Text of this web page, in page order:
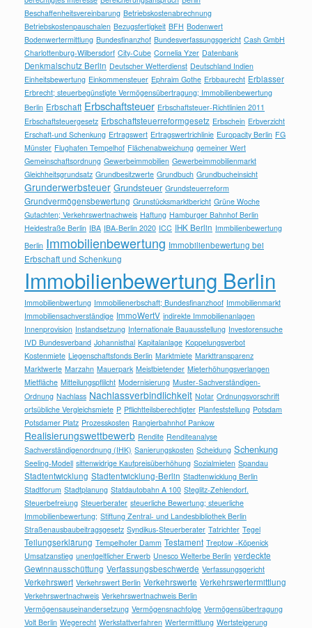
Beschaffenheitsvereinbarung Betriebskostenabrechnung
Betriebskostenpauschalen Bezugsfertigkeit BFH Bodenwert
Bodenwertermittlung Bundesfinanzhof Bundesverfassungsgericht Cash GmbH
Charlottenburg-Wilbersdorf City-Cube Cornelia Yzer Datenbank
Denkmalschutz Berlin Deutscher Wetterdienst Deutschland Indien
Einheitsbewertung Einkommensteuer Ephraim Gothe Erbbaurecht Erblasser
Erbrecht; steuerbegünstigte Vermögensübertragung; Immobilienbewertung
Berlin Erbschaft Erbschaftsteuer Erbschaftsteuer-Richtlinien 2011
Erbschaftsteuergesetz Erbschaftsteuerreformgesetz Erbschein Erbverzicht
Erschaft-und Schenkung Ertragswert Ertragswertrichlinie Europacity Berlin FG
Münster Flughafen Tempelhof Flächenabweichung gemeiner Wert
Gemeinschaftsordnung Gewerbeimmobilien Gewerbeimmobilienmarkt
Gleichheitsgrundsatz Grundbesitzwerte Grundbuch Grundbucheinsicht
Grunderwerbsteuer Grundsteuer Grundsteuerreform
Grundvermögensbewertung Grunstücksmarktbericht Grüne Woche
Gutachten; Verkehrswertnachweis Haftung Hamburger Bahnhof Berlin
Heidestraße Berlin IBA IBA-Berlin 2020 ICC IHK Berlin Immbilienbewertung
Berlin Immobilienbewertung Immobilienbewertung bei
Erbschaft und Schenkung
Immobilienbewertung Berlin
Immobilienbwertung Immobilienerbschaft; Bundesfinanzhoof Immobilienmarkt
Immobiliensachverständige ImmoWertV indirekte Immobilienanlagen
Innenprovision Instandsetzung Internationale Bauausstellung Investorensuche
IVD Bundesverband Johannisthal Kapitalanlage Koppelungsverbot
Kostenmiete Liegenschaftsfonds Berlin Marktmiete Markttransparenz
Marktwerte Marzahn Mauerpark Meistbietender Mieterhöhungsverlangen
Mietfläche Mitteilungspflilcht Modernisierung Muster-Sachverständigen-
Ordnung Nachlass Nachlassverbindlichkeit Notar Ordnungsvorschrift
ortsübliche Vergleichsmiete P Pflichtteilsberechtigter Planfeststellung Potsdam
Potsdamer Platz Prozesskosten Rangierbahnhof Pankow
Realisierungswettbewerb Rendite Renditeanalyse
Sachverständigenordnung (IHK) Sanierungskosten Scheidung Schenkung
Seeling-Modell sittenwidrige Kaufpreisüberhöhung Sozialmieten Spandau
Stadtentwicklung Stadtentwicklung-Berlin Stadtenwicklung Berlin
Stadtforum Stadtplanung Statdautobahn A 100 Steglitz-Zehlendorf.
Steuerbefreiung Steuerberater steuerliche Bewertung; steuerliche
Immobilienbewertung; Stiftung Zentral- und Landesbibliothek Berlin
Straßenausbaubeitragsgesetz Syndikus-Steuerberater Tatrichter Tegel
Teilungserklärung Tempelhofer Damm Testament Treptow -Köpenick
Umsatzanstieg unentgeltlicher Erwerb Unesco Welterbe Berlin verdeckte
Gewinnausschüttung Verfassungsbeschwerde Verfassungsgericht
Verkehrswert Verkehrswert Berlin Verkehrswerte Verkehrswertermittlung
Verkehrswertnachweis Verkehrswertnachweis Berlin
Vermögensauseinandersetzung Vermögensnachfolge Vermögensübertragung
Volt Berlin Wegerecht Werkstattverfahren Wertermittlung Wertsteigerung